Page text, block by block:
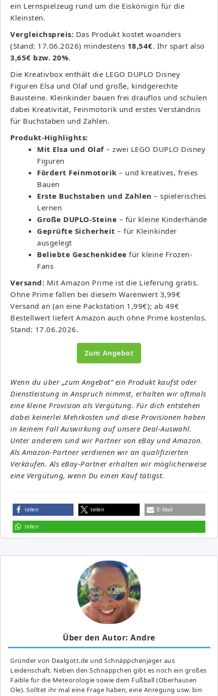
ein Lernspielzeug rund um die Eiskönigin für die
Kleinsten.
Vergleichspreis: Das Produkt kostet woanders
(Stand: 17.06.2026) mindestens 18,54€. Ihr spart also
3,65€ bzw. 20%.
Die Kreativbox enthält die LEGO DUPLO Disney
Figuren Elsa und Olaf und große, kindgerechte
Bausteine. Kleinkinder bauen frei drauflos und schulen
dabei Kreativität, Feinmotorik und erstes Verständnis
für Buchstaben und Zahlen.
Produkt-Highlights:
Mit Elsa und Olaf– zwei LEGO DUPLO Disney
Figuren
Fördert Feinmotorik – und kreatives, freies
Bauen
Erste Buchstaben und Zahlen – spielerisches
Lernen
Große DUPLO-Steine – für kleine Kinderhände
Geprüfte Sicherheit – für Kleinkinder
ausgelegt
Beliebte Geschenkidee für kleine Frozen-
Fans
Versand: Mit Amazon Prime ist die Lieferung gratis.
Ohne Prime fallen bei diesem Warenwert 3,99€
Versand an (an eine Packstation 1,99€); ab 49€
Bestellwert liefert Amazon auch ohne Prime kostenlos.
Stand: 17.06.2026.
Zum Angebot
Wenn du über „zum Angebot“ ein Produkt kaufst oder
Dienstleistung in Anspruch nimmst, erhalten wir oftmals
eine kleine Provision als Vergütung. Für dich entstehen
dabei keinerlei Mehrkosten und diese Provisionen haben
in keinem Fall Auswirkung auf unsere Deal-Auswahl.
Unter anderem sind wir Partner von eBay und Amazon.
Als Amazon-Partner verdienen wir an qualifizierten
Verkäufen. Als eBay-Partner erhalten wir möglicherweise
eine Vergütung, wenn Du einen Kauf tätigst.
teilen teilen E-Mail
teilen
Über den Autor: Andre
Gründer von Dealgott.de und Schnäppchenjäger aus
Leidenschaft. Neben den Schnäppchen gibt es noch ein großes
Fai­ble für die Meteorologie sowie dem Fußball (Oberhausen
Ole). Solltet ihr mal eine Frage haben, eine Anregung usw. bin